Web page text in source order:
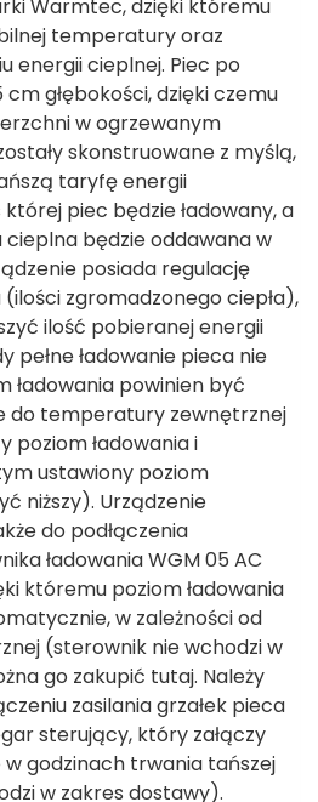
Warmtec, dzięki któremu
temperatury oraz
energii cieplnej. Piec po
cm głębokości, dzięki czemu
w ogrzewanym
skonstruowane z myślą,
taryfę energii
piec będzie ładowany, a
będzie oddawana w
posiada regulację
zgromadzonego ciepła),
ilość pobieranej energii
pełne ładowanie pieca nie
ładowania powinien być
do temperatury zewnętrznej
poziom ładowania i
ustawiony poziom
niższy). Urządzenie
do podłączenia
ładowania WGM 05 AC
któremu poziom ładowania
w zależności od
(sterownik nie wchodzi w
go zakupić tutaj. Należy
zasilania grzałek pieca
sterujący, który załączy
w godzinach trwania tańszej
w zakres dostawy).